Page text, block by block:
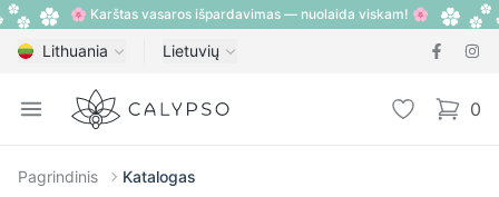
🌸 Karštas vasaros išpardavimas — nuolaida viskam! 🌸
Lithuania Lietuvių
Open menu
Calypso 0
items
Pagrindinis Katalogas